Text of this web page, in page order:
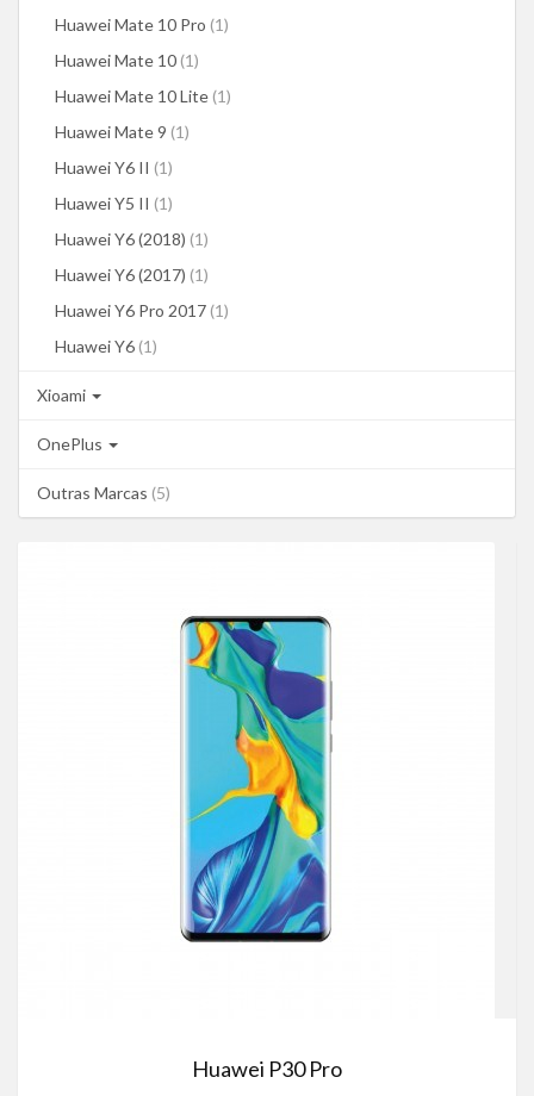
Huawei Mate 10 Pro (1)
Huawei Mate 10 (1)
Huawei Mate 10 Lite (1)
Huawei Mate 9 (1)
Huawei Y6 II (1)
Huawei Y5 II (1)
Huawei Y6 (2018) (1)
Huawei Y6 (2017) (1)
Huawei Y6 Pro 2017 (1)
Huawei Y6 (1)
Xioami
OnePlus
Outras Marcas (5)
Huawei P30 Pro